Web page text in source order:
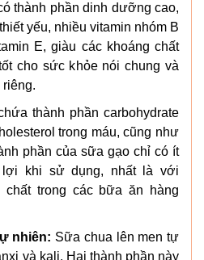
thành phần dinh dưỡng cao,
yếu, nhiều vitamin nhóm B
E, giàu các khoáng chất
cho sức khỏe nói chung và
thành phần carbohydrate
trong máu, cũng như
phần của sữa gạo chỉ có ít
lợi khi sử dụng, nhất là với
trong các bữa ăn hàng
nhiên: Sữa chua lên men tự
và kali. Hai thành phần này